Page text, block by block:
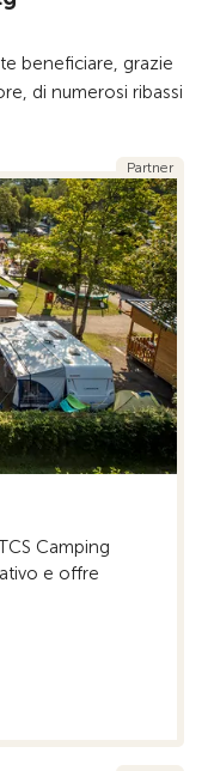
beneficiare, grazie
di numerosi ribassi
Partner
Camping
e offre